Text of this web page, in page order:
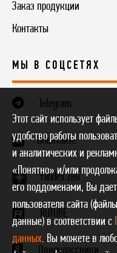
Заказ продукции
Контакты
МЫ В СОЦСЕТЯХ
Telegram
ВКонтакте
Yandex.Zen
RUTUBE
Одноклассники
Этот сайт использует
удобство работы
и аналитических и
«Понятно» и/или
его поддоменами, Вы
пользователя сайта
данные) в соответствии с
данных. Вы можете в